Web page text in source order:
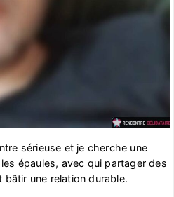
sérieuse et je cherche une
épaules, avec qui partager des
une relation durable.